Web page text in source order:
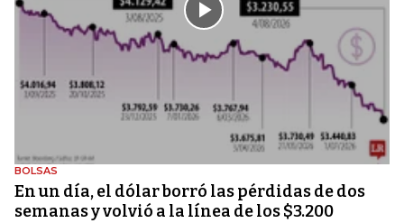
BOLSAS
En un día, el dólar borró las pérdidas de dos
semanas y volvió a la línea de los $3.200